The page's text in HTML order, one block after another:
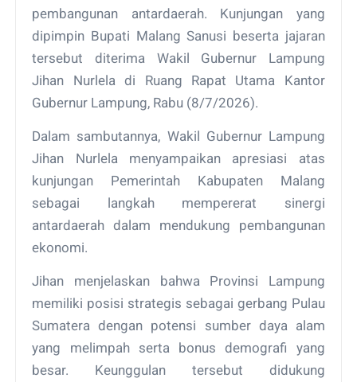
pembangunan antardaerah. Kunjungan yang
dipimpin Bupati Malang Sanusi beserta jajaran
tersebut diterima Wakil Gubernur Lampung
Jihan Nurlela di Ruang Rapat Utama Kantor
Gubernur Lampung, Rabu (8/7/2026).
Dalam sambutannya, Wakil Gubernur Lampung
Jihan Nurlela menyampaikan apresiasi atas
kunjungan Pemerintah Kabupaten Malang
sebagai langkah mempererat sinergi
antardaerah dalam mendukung pembangunan
ekonomi.
Jihan menjelaskan bahwa Provinsi Lampung
memiliki posisi strategis sebagai gerbang Pulau
Sumatera dengan potensi sumber daya alam
yang melimpah serta bonus demografi yang
besar. Keunggulan tersebut didukung